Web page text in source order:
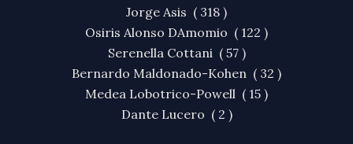
Jorge Asis ( 318 )
Osiris Alonso DAmomio ( 122 )
Serenella Cottani ( 57 )
Bernardo Maldonado-Kohen ( 32 )
Medea Lobotrico-Powell ( 15 )
Dante Lucero ( 2 )